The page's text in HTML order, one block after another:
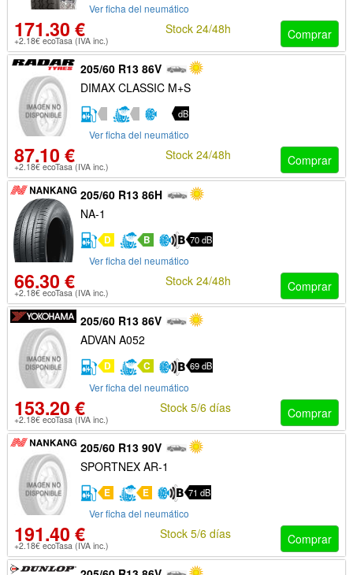
Ver ficha del neumático
171.30 €
+2.18€ ecoTasa (IVA inc.) Comprar
Stock 24/48h
205/60 R13 86V
DIMAX CLASSIC M+S
dB
Ver ficha del neumático
87.10 €
+2.18€ ecoTasa (IVA inc.) Comprar
Stock 24/48h
205/60 R13 86H
NA-1
D B 70 dB
Ver ficha del neumático
66.30 €
+2.18€ ecoTasa (IVA inc.) Comprar
Stock 24/48h
205/60 R13 86V
ADVAN A052
D C 69 dB
Ver ficha del neumático
153.20 €
+2.18€ ecoTasa (IVA inc.) Comprar
Stock 5/6 días
205/60 R13 90V
SPORTNEX AR-1
E E 71 dB
Ver ficha del neumático
191.40 €
+2.18€ ecoTasa (IVA inc.) Comprar
Stock 5/6 días